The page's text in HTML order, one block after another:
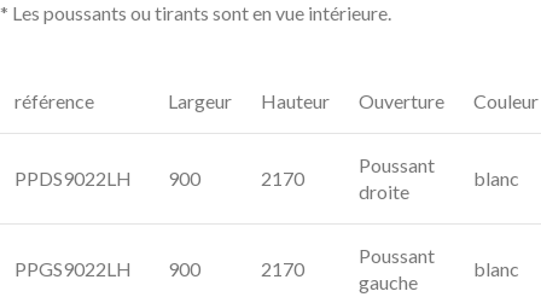
* Les poussants ou tirants sont en vue intérieure.
référence Largeur Hauteur Ouverture Couleur
PPDS9022LH 900 2170
Poussant
droite
blanc
PPGS9022LH 900 2170
Poussant
gauche
blanc